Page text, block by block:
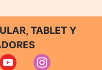
TABLET Y